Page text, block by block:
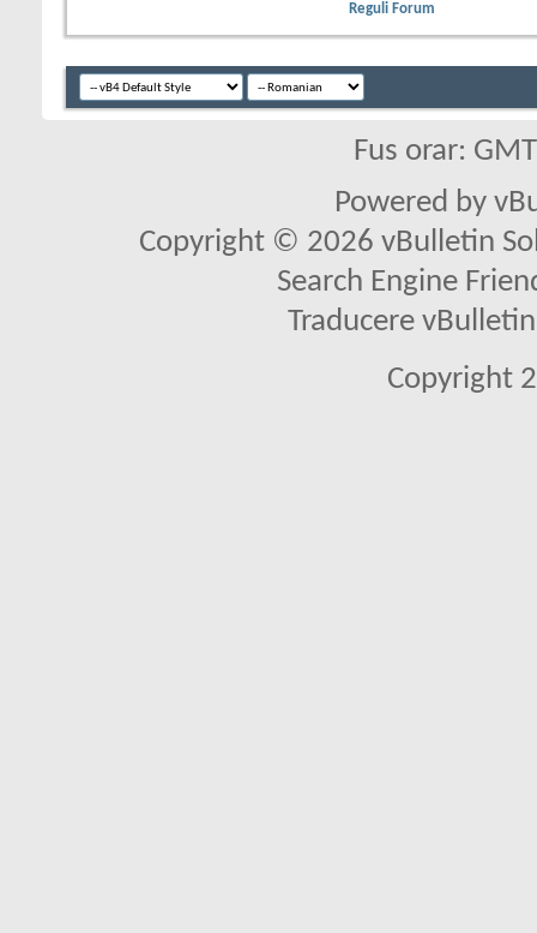
Reguli Forum
Fus orar:
Powered by
Copyright © 2026 vBulletin
Search Engine
Traducere
Copyright